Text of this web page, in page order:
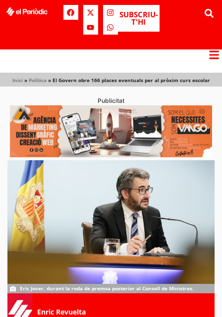
SUBSCRIU-
T'HI
Inici » Política » El Govern obre 166 places eventuals per al pròxim curs escolar
Publicitat
Eric Jover, durant la roda de premsa posterior al Consell de Ministres.
Enric Revuelta